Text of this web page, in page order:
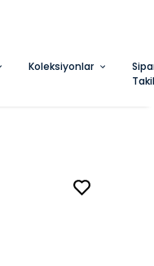
Koleksiyonlar